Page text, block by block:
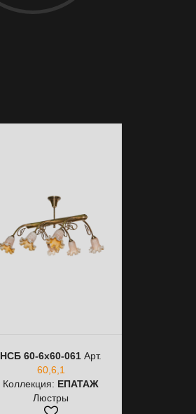
НСБ 60-6х60-061 Арт.
60,6,1
Коллекция: ЕПАТАЖ
Люстры